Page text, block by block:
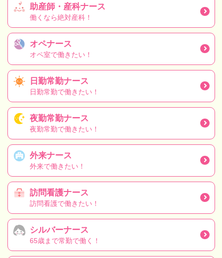
助産師・産科ナース
働くなら絶対産科！
オペナース
オペ室で働きたい！
日勤常勤ナース
日勤常勤で働きたい！
夜勤常勤ナース
夜勤常勤で働きたい！
外来ナース
外来で働きたい！
訪問看護ナース
訪問看護で働きたい！
シルバーナース
65歳まで常勤で働く！